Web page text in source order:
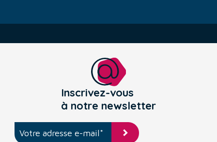
Inscrivez-vous
à notre newsletter